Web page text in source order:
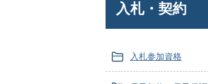
入札・契約
入札参加資格